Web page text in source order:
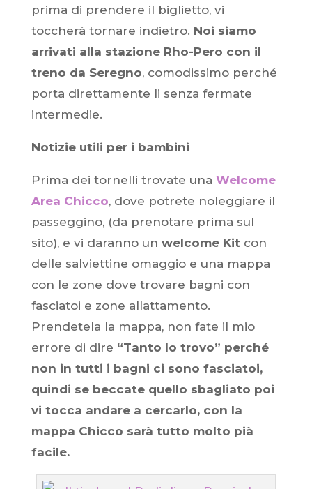
prima di prendere il biglietto, vi
toccherà tornare indietro. Noi siamo
arrivati alla stazione Rho-Pero con il
treno da Seregno, comodissimo perché
porta direttamente li senza fermate
intermedie.
Notizie utili per i bambini
Prima dei tornelli trovate una Welcome
Area Chicco, dove potrete noleggiare il
passeggino, (da prenotare prima sul
sito), e vi daranno un welcome Kitcon
delle salviettine omaggio e una mappa
con le zone dove trovare bagni con
fasciatoi e zone allattamento.
Prendetela la mappa, non fate il mio
errore di dire “Tanto lo trovo” perché
non in tutti i bagni ci sono fasciatoi,
quindi se beccate quello sbagliato poi
vi tocca andare a cercarlo, con la
mappa Chicco sarà tutto molto pià
facile.